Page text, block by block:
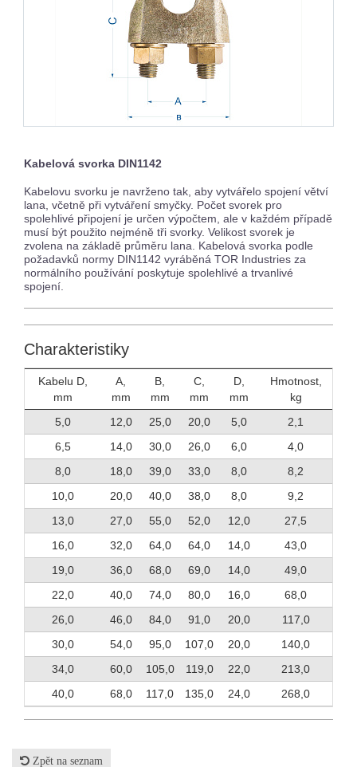
Kabelová svorka DIN1142
Kabelovu svorku je navrženo tak, aby vytvářelo spojení větví
lana, včetně při vytváření smyčky. Počet svorek pro
spolehlivé připojení je určen výpočtem, ale v každém případě
musí být použito nejméně tři svorky. Velikost svorek je
zvolena na základě průměru lana. Kabelová svorka podle
požadavků normy DIN1142 vyráběná TOR Industries za
normálního používání poskytuje spolehlivé a trvanlivé
spojení.
Charakteristiky
Kabelu D,
mm
A,
mm
B,
mm
C,
mm
D,
mm
Hmotnost,
kg
5,0
12,0 25,0 20,0 5,0
2,1
6,5
14,0 30,0 26,0 6,0
4,0
8,0
18,0 39,0 33,0 8,0
8,2
10,0
20,0 40,0 38,0 8,0
9,2
13,0
27,0 55,0 52,0 12,0
27,5
16,0
32,0 64,0 64,0 14,0
43,0
19,0
36,0 68,0 69,0 14,0
49,0
22,0
40,0 74,0 80,0 16,0
68,0
26,0
46,0 84,0 91,0 20,0
117,0
30,0
54,0 95,0 107,0 20,0
140,0
34,0
60,0 105,0 119,0 22,0
213,0
40,0
68,0 117,0 135,0 24,0 268,0
Zpět na seznam